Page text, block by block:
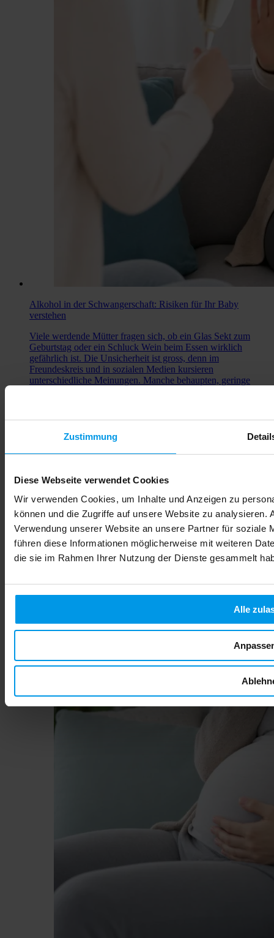
Zustimmung
Diese Webseite verwendet Cookies
Wir verwenden Cookies, um Inhalte und Anzeigen zu
können und die Zugriffe auf unsere Website zu analysieren.
Verwendung unserer Website an unsere Partner für soziale
führen diese Informationen möglicherweise mit weiteren
die sie im Rahmen Ihrer Nutzung der Dienste gesammelt
Alle
Alkohol in der Schwangerschaft: Risiken für Ihr Baby
verstehen
Viele werdende Mütter fragen sich, ob ein Glas Sekt zum
Geburtstag oder ein Schluck Wein beim Essen wirklich
gefährlich ist. Die Unsicherheit ist gross, denn im
Freundeskreis und in sozialen Medien kursieren
unterschiedliche Meinungen. Manche behaupten, geringe
beeinträchtigen. In diesem Artikel erfahren Sie, warum
und wie Sie Ihre Kind optimal schützen.